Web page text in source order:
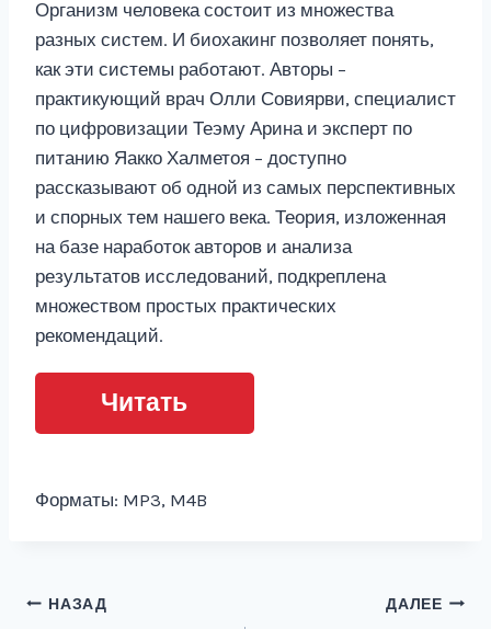
Организм человека состоит из множества
разных систем. И биохакинг позволяет понять,
как эти системы работают. Авторы –
практикующий врач Олли Совиярви, специалист
по цифровизации Теэму Арина и эксперт по
питанию Яакко Халметоя – доступно
рассказывают об одной из самых перспективных
и спорных тем нашего века. Теория, изложенная
на базе наработок авторов и анализа
результатов исследований, подкреплена
множеством простых практических
рекомендаций.
Читать
Форматы: MP3, M4B
Навигация
НАЗАД ДАЛЕЕ